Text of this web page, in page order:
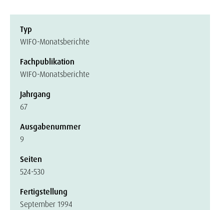
Typ
WIFO-Monatsberichte
Fachpublikation
WIFO-Monatsberichte
Jahrgang
67
Ausgabenummer
9
Seiten
524-530
Fertigstellung
September 1994